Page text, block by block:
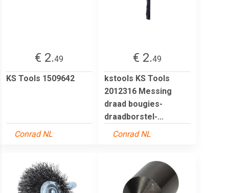
€ 2.49
KS Tools 1509642
Conrad NL
€ 2.49
kstools KS Tools
2012316 Messing
draad bougies-
draadborstel-...
Conrad NL